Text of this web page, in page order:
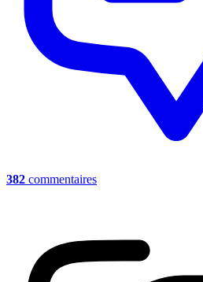
382 commentaires